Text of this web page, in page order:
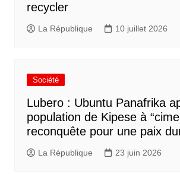
recycler
La République 10 juillet 2026
Société
Lubero : Ubuntu Panafrika
population de Kipese à
reconquête pour une paix
La République 23 juin 2026